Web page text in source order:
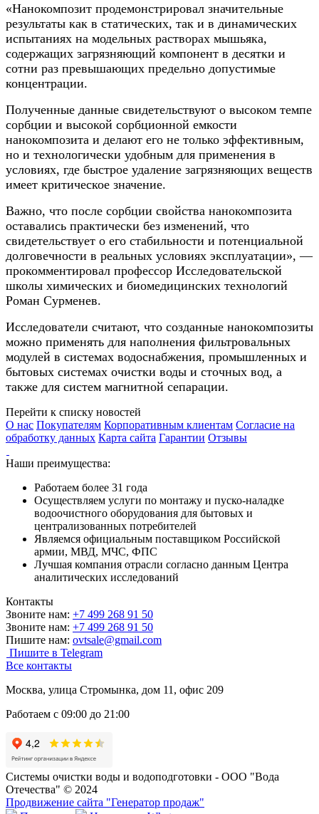
«Нанокомпозит продемонстрировал значительные
результаты как в статических, так и в динамических
испытаниях на модельных растворах мышьяка,
содержащих загрязняющий компонент в десятки и
сотни раз превышающих предельно допустимые
концентрации.
Полученные данные свидетельствуют о высоком темпе
сорбции и высокой сорбционной емкости
нанокомпозита и делают его не только эффективным,
но и технологически удобным для применения в
условиях, где быстрое удаление загрязняющих веществ
имеет критическое значение.
Важно, что после сорбции свойства нанокомпозита
оставались практически без изменений, что
свидетельствует о его стабильности и потенциальной
долговечности в реальных условиях эксплуатации», —
прокомментировал профессор Исследовательской
школы химических и биомедицинских технологий
Роман Сурменев.
Исследователи считают, что созданные нанокомпозиты
можно применять для наполнения фильтровальных
модулей в системах водоснабжения, промышленных и
бытовых системах очистки воды и сточных вод, а
также для систем магнитной сепарации.
Перейти к списку новостей
О нас Покупателям Корпоративным клиентам Согласие на
обработку данных Карта сайта Гарантии Отзывы
Наши преимущества:
Работаем более 31 года
Осуществляем услуги по монтажу и пуско-наладке
водоочистного оборудования для бытовых и
централизованных потребителей
Являемся официальным поставщиком Российской
армии, МВД, МЧС, ФПС
Лучшая компания отрасли согласно данным Центра
аналитических исследований
Контакты
Звоните нам: +7 499 268 91 50
Звоните нам: +7 499 268 91 50
Пишите нам: ovtsale@gmail.com
Пишите в Telegram
Все контакты
Москва, улица Стромынка, дом 11, офис 209
Работаем с 09:00 до 21:00
Системы очистки воды и водоподготовки - ООО "Вода
Отечества" © 2024
Продвижение сайта "Генератор продаж"